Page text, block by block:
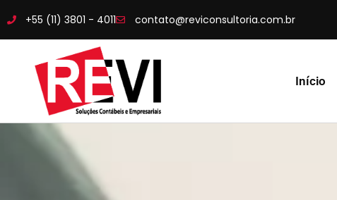
+55 (11) 3801 - 4011 contato@reviconsultoria.com.br
Início